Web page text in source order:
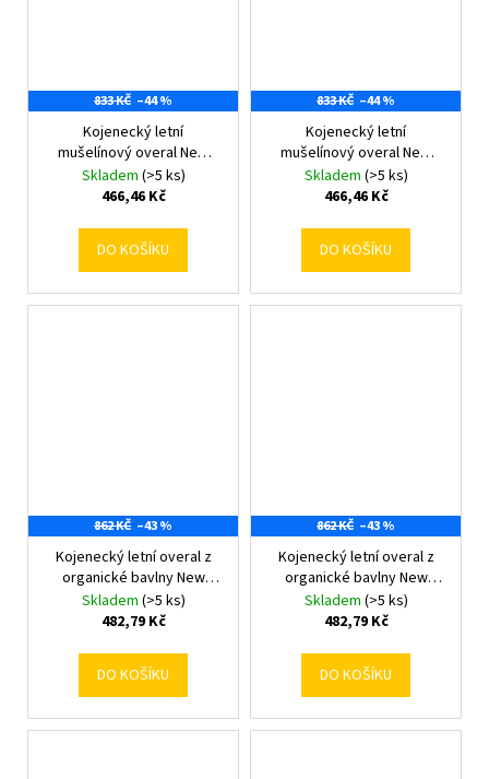
833 KČ –44 %
Kojenecký letní
mušelínový overal New
Baby pink 68 (4-6m)
Skladem (>5 ks)
466,46 Kč
DO KOŠÍKU
833 KČ –44 %
Kojenecký letní
mušelínový overal New
Baby pink 74 (6-9m)
Skladem (>5 ks)
466,46 Kč
DO KOŠÍKU
862 KČ –43 %
Kojenecký letní overal z
organické bavlny New
Baby Olivy 56 (0-3m)
Skladem (>5 ks)
482,79 Kč
DO KOŠÍKU
862 KČ –43 %
Kojenecký letní overal z
organické bavlny New
Baby Olivy 62 (3-6m)
Skladem (>5 ks)
482,79 Kč
DO KOŠÍKU